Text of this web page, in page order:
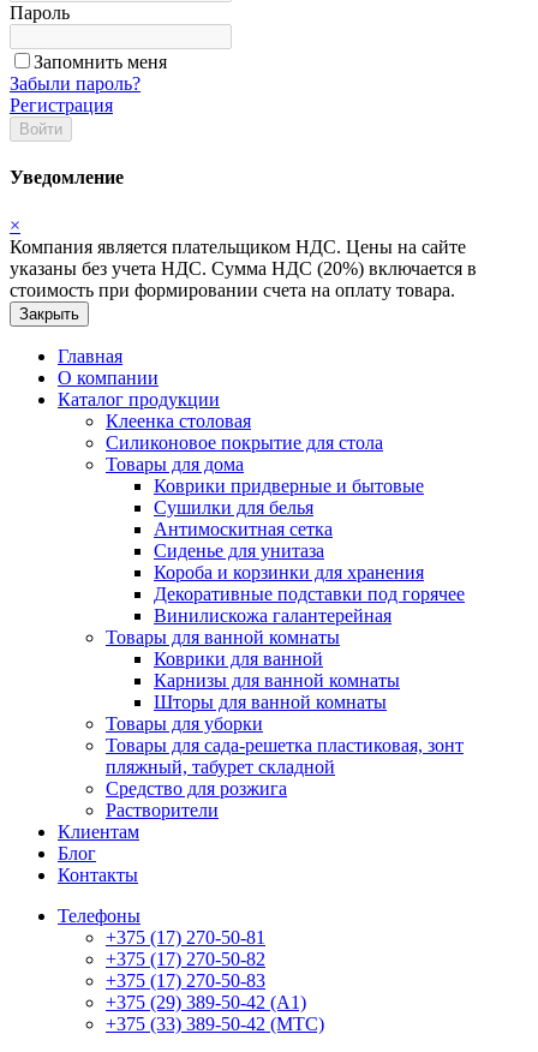
Пароль
Запомнить меня
Забыли пароль?
Регистрация
Войти
Уведомление
×
Компания является плательщиком НДС. Цены на сайте
указаны без учета НДС. Сумма НДС (20%) включается в
стоимость при формировании счета на оплату товара.
Закрыть
Главная
О компании
Каталог продукции
Клеенка столовая
Силиконовое покрытие для стола
Товары для дома
Коврики придверные и бытовые
Сушилки для белья
Антимоскитная сетка
Сиденье для унитаза
Короба и корзинки для хранения
Декоративные подставки под горячее
Винилискожа галантерейная
Товары для ванной комнаты
Коврики для ванной
Карнизы для ванной комнаты
Шторы для ванной комнаты
Товары для уборки
Товары для сада-решетка пластиковая, зонт
пляжный, табурет складной
Средство для розжига
Растворители
Клиентам
Блог
Контакты
Телефоны
+375 (17) 270-50-81
+375 (17) 270-50-82
+375 (17) 270-50-83
+375 (29) 389-50-42 (А1)
+375 (33) 389-50-42 (МТС)